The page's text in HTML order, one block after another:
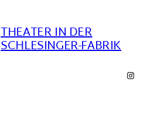
THEATER IN DER
SCHLESINGER-FABRIK